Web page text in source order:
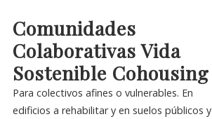
content
Comunidades
Colaborativas Vida
Sostenible Cohousing
Para colectivos afines o vulnerables. En
edificios a rehabilitar y en suelos públicos y